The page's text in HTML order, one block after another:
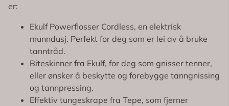
er:
Ekulf Powerflosser Cordless, en elektrisk
munndusj. Perfekt for deg som er lei av å bruke
tanntråd.
Biteskinner fra Ekulf, for deg som gnisser tenner,
eller ønsker å beskytte og forebygge tanngnissing
og tannpressing.
Effektiv tungeskrape fra Tepe, som fjerner